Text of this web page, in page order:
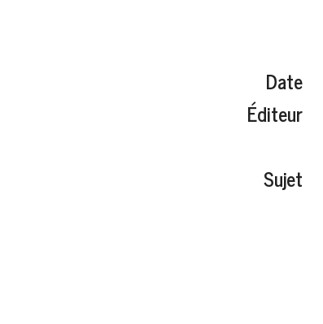
Date
Éditeur
Sujet